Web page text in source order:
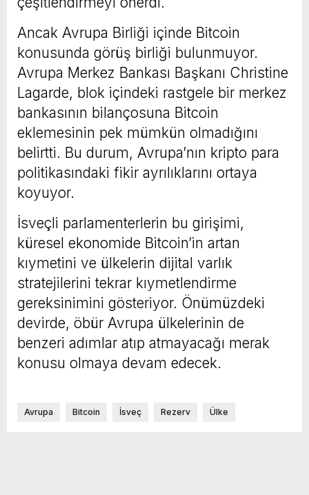
Ancak Avrupa Birliği içinde Bitcoin
konusunda görüş birliği bulunmuyor.
Avrupa Merkez Bankası Başkanı Christine
Lagarde, blok içindeki rastgele bir merkez
bankasının bilançosuna Bitcoin
eklemesinin pek mümkün olmadığını
belirtti. Bu durum, Avrupa’nın kripto para
politikasındaki fikir ayrılıklarını ortaya
koyuyor.
İsveçli parlamenterlerin bu girişimi,
küresel ekonomide Bitcoin’in artan
kıymetini ve ülkelerin dijital varlık
stratejilerini tekrar kıymetlendirme
gereksinimini gösteriyor. Önümüzdeki
devirde, öbür Avrupa ülkelerinin de
benzeri adımlar atıp atmayacağı merak
konusu olmaya devam edecek.
Avrupa Bitcoin İsveç Rezerv Ülke